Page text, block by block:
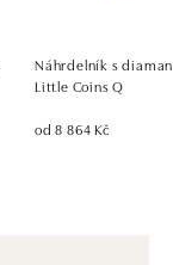
Náhrdelník s
Little Coins Q
od 8 864 Kč